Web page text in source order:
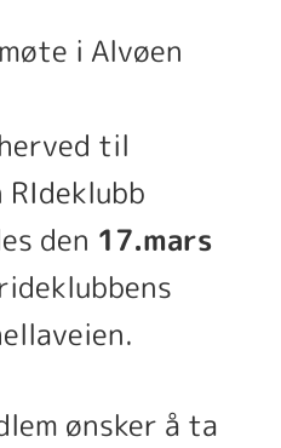
i Alvøen
til
den 17.mars
ønsker å ta